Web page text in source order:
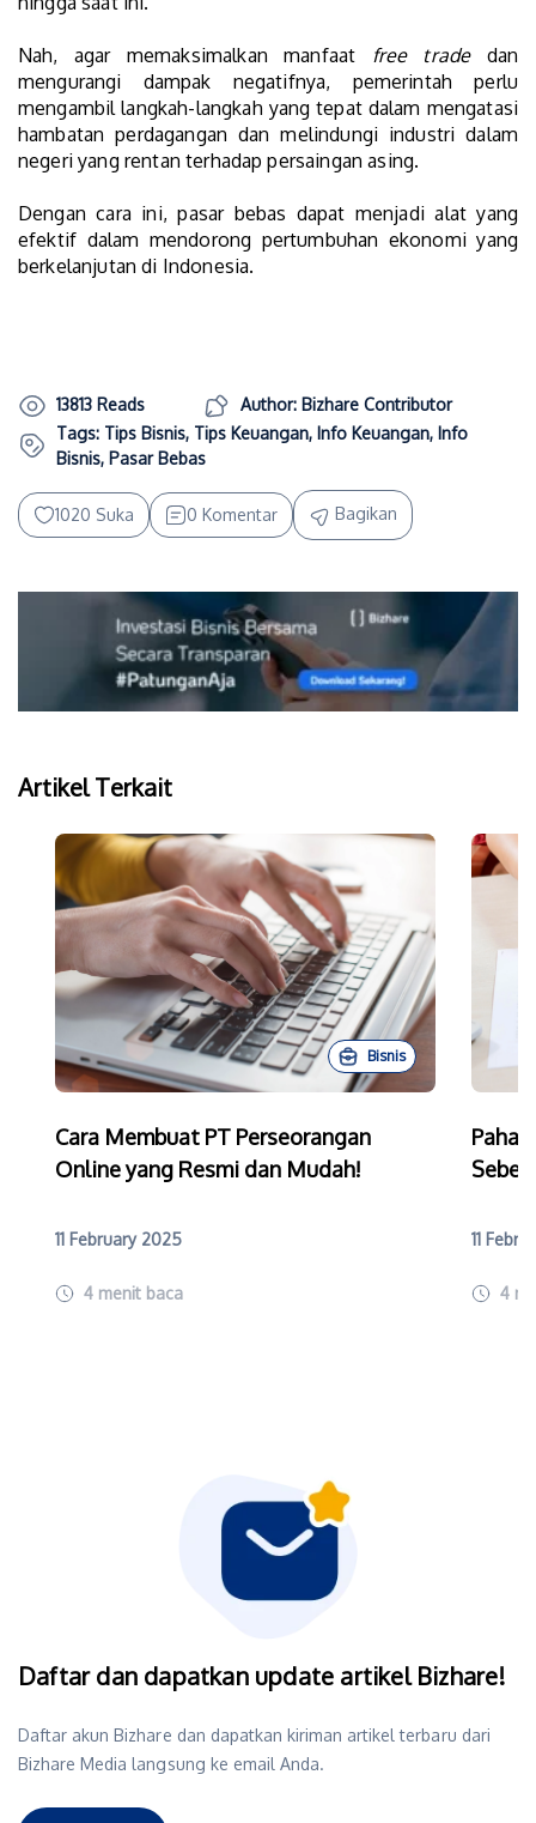
Nah, agar memaksimalkan manfaat free tradedan
mengurangi dampak negatifnya, pemerintah perlu
mengambil langkah-langkah yang tepat dalam mengatasi
hambatan perdagangan dan melindungi industri dalam
negeri yang rentan terhadap persaingan asing.
Dengan cara ini, pasar bebas dapat menjadi alat yang
efektif dalam mendorong pertumbuhan ekonomi yang
berkelanjutan di Indonesia.
13813 Reads
Author: Bizhare Contributor
Tags: Tips Bisnis, Tips Keuangan, Info Keuangan, Info
Bisnis, Pasar Bebas
1020 Suka 0 Komentar Bagikan
Artikel Terkait
Bisnis
Cara Membuat PT Perseorangan
Online yang Resmi dan Mudah!
11 February 2025
4 menit baca
11
4
Daftar dan dapatkan update artikel Bizhare!
Daftar akun Bizhare dan dapatkan kiriman artikel terbaru dari
Bizhare Media langsung ke email Anda.